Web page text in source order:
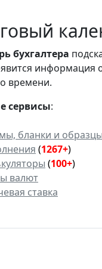
бухгалтера
информация
времени.
сервисы:
бланки и образцы
(1267+)
(100+)
валют
ставка